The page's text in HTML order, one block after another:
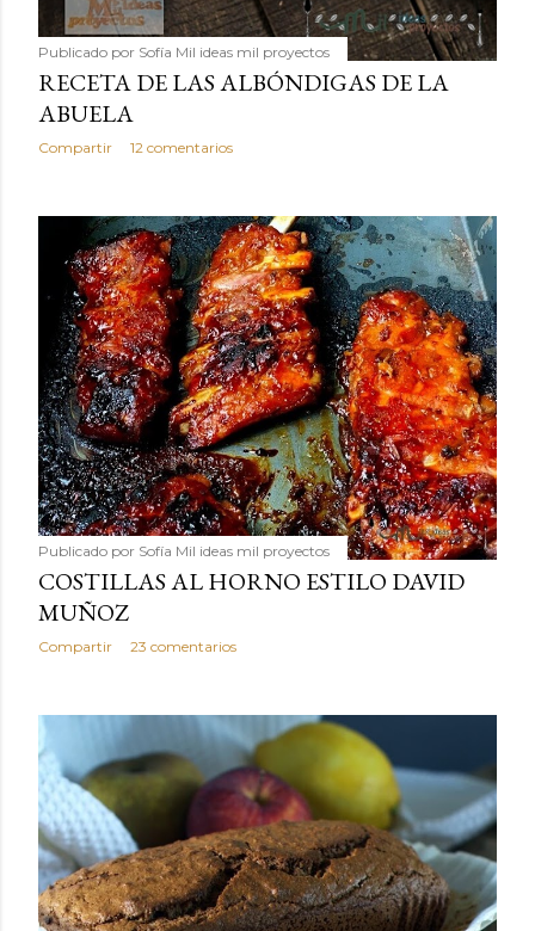
Publicado por Sofía Mil ideas mil proyectos
RECETA DE LAS ALBÓNDIGAS DE LA
ABUELA
Compartir 12 comentarios
Publicado por Sofía Mil ideas mil proyectos
COSTILLAS AL HORNO ESTILO DAVID
MUÑOZ
Compartir 23 comentarios